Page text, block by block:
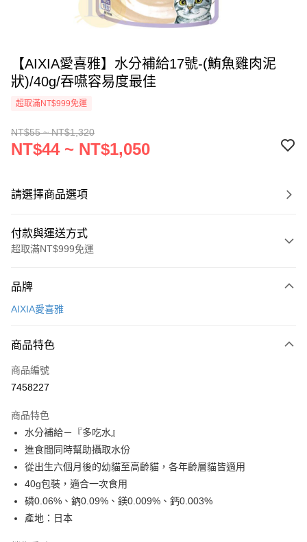
【AIXIA愛喜雅】水分補給17號-(鮪魚雞肉泥
狀)/40g/吞嚥容易度最佳
超取滿NT$999免運
NT$55 ~ NT$1,320
NT$44 ~ NT$1,050
請選擇商品選項
付款與運送方式
超取滿NT$999免運
信用卡一次付款
3 期 0 利率 每期
合作金庫商業銀行
上海商業儲蓄銀行
臺灣中小企業銀行
匯豐（台灣）商業銀行
聯邦商業銀行
元大商業銀行
永豐商業銀行
玉山商業銀行
台灣樂天信用卡公司
超商取貨付款
LINE Pay
Apple Pay
悠遊付
Google Pay
全盈+PAY
AFTEE先享後付
品牌
AIXIA愛喜雅
商品特色
商品編號
7458227
商品特色
水分補給－『多吃水』
進食間同時幫助攝取水份
從出生六個月後的幼貓至高齡貓，各年齡層貓皆適用
40g包裝，適合一次食用
磷0.06%、鈉0.09%、鎂0.009%、鈣0.003%
產地：日本